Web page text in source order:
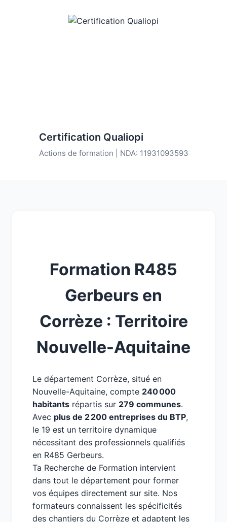
Certification Qualiopi
Actions de formation | NDA: 11931093593
Formation R485
Gerbeurs en
Corrèze : Territoire
Nouvelle-Aquitaine
Le département Corrèze, situé en
Nouvelle-Aquitaine, compte 240 000
habitants répartis sur 279 communes.
Avec plus de 2 200 entreprises du BTP,
le 19 est un territoire dynamique
nécessitant des professionnels qualifiés
en R485 Gerbeurs.
Ta Recherche de Formation intervient
dans tout le département pour former
vos équipes directement sur site. Nos
formateurs connaissent les spécificités
des chantiers du Corrèze et adaptent les